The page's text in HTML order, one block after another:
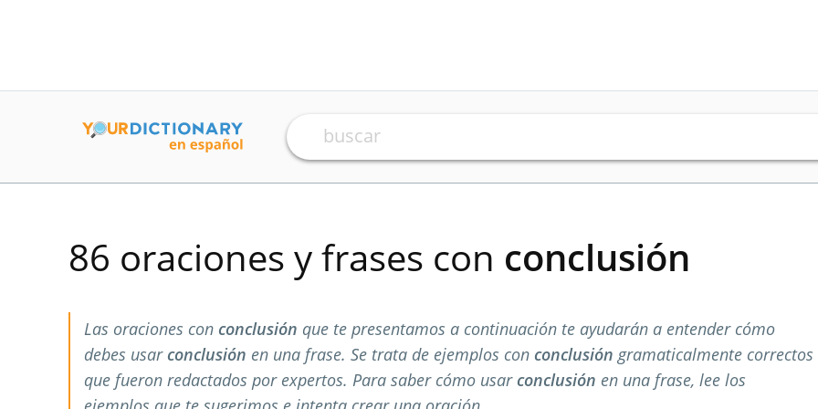
86 oraciones y frases con conclusión
Las oraciones con conclusión que te presentamos a continuación te ayudarán a entender cómo
debes usar conclusión en una frase. Se trata de ejemplos con conclusión gramaticalmente correctos
que fueron redactados por expertos. Para saber cómo usar conclusión en una frase, lee los